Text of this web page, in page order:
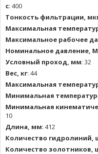
с: 400
Тонкость фильтрации,
Максимальная
Максимальное рабочее
Номинальное давление,
Условный проход, мм: 32
Вес, кг: 44
Максимальная
Минимальная
Минимальная
10
Длина, мм: 412
Количество гидролиний,
Количество золотников,